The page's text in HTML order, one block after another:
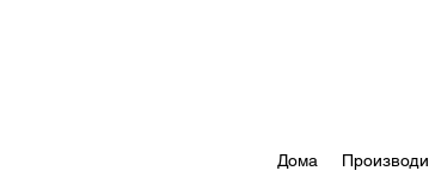
Дома Производи